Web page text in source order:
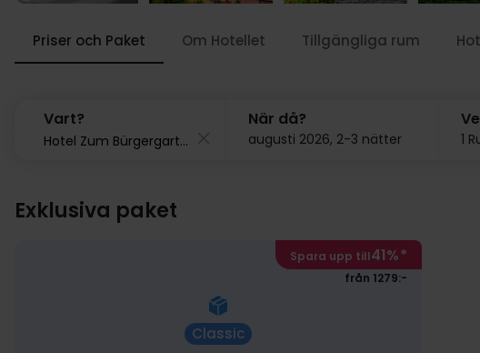
Priser och Paket Om Hotellet Tillgängliga rum
Vart? När då?
augusti 2026, 2-3 nätter 1
Exklusiva paket
Spara upp till41%*
från 1279:-
Classic